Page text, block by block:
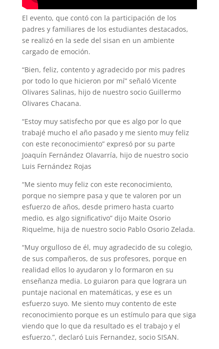
El evento, que contó con la participación de los
padres y familiares de los estudiantes destacados,
se realizó en la sede del sisan en un ambiente
cargado de emoción.
“Bien, feliz, contento y agradecido por mis padres
por todo lo que hicieron por mí” señaló Vicente
Olivares Salinas, hijo de nuestro socio Guillermo
Olivares Chacana.
“Estoy muy satisfecho por que es algo por lo que
trabajé mucho el año pasado y me siento muy feliz
con este reconocimiento” expresó por su parte
Joaquín Fernández Olavarría, hijo de nuestro socio
Luis Fernández Rojas
“Me siento muy feliz con este reconocimiento,
porque no siempre pasa y que te valoren por un
esfuerzo de años, desde primero hasta cuarto
medio, es algo significativo” dijo Maite Osorio
Riquelme, hija de nuestro socio Pablo Osorio Zelada.
“Muy orgulloso de él, muy agradecido de su colegio,
de sus compañeros, de sus profesores, porque en
realidad ellos lo ayudaron y lo formaron en su
enseñanza media. Lo guiaron para que lograra un
puntaje nacional en matemáticas, y ese es un
esfuerzo suyo. Me siento muy contento de este
reconocimiento porque es un estímulo para que siga
viendo que lo que da resultado es el trabajo y el
esfuerzo.”, declaró Luis Fernandez, socio SISAN.